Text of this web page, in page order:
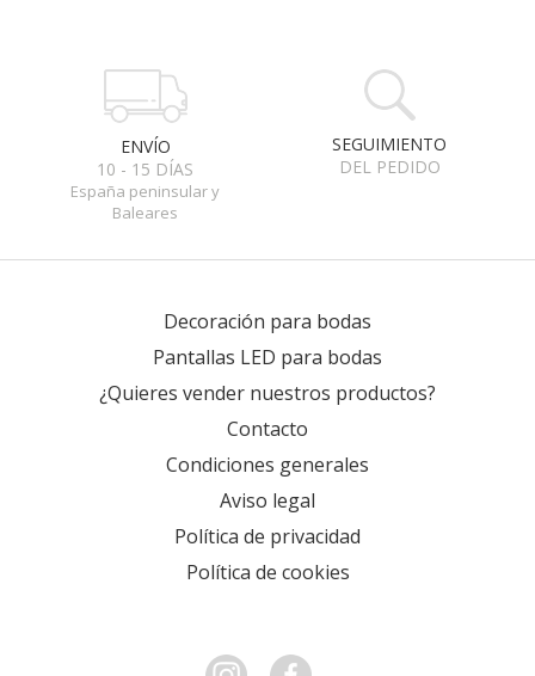
ENVÍO
10 - 15 DÍAS
España peninsular y
Baleares
SEGUIMIENTO
DEL PEDIDO
Decoración para bodas
Pantallas LED para bodas
¿Quieres vender nuestros productos?
Contacto
Condiciones generales
Aviso legal
Política de privacidad
Política de cookies